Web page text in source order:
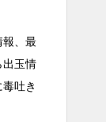
報、最
出玉情
吐き